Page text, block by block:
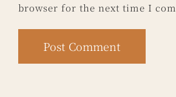
browser for the next time I